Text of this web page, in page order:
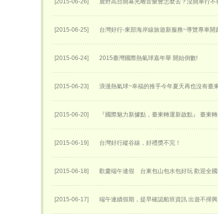
[2015-06-26] 鹿野高台開幕光雕音樂會怎麼去？沒開車行不
[2015-06-25] 台灣好行-東部海岸線旅遊新服務~導覽專車開
[2015-06-24] 2015臺灣國際熱氣球嘉年華 開始倒數!
[2015-06-23] 浪漫熱氣球~幸福的推手今年夏天再也沒有臺
[2015-06-20] 『國際魅力新據點，臺東轉運新啟點』 臺東轉
[2015-06-19] 台灣好行縱谷線，好禮獎不完！
[2015-06-18] 歡慶端午連假 台東包山包水包好玩 歡迎全
[2015-06-17] 端午連續假期，提早確認船班資訊 出遊不掃興